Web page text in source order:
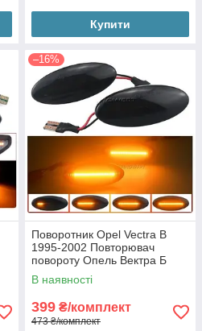
Купити
–16%
Поворотник Opel Vectra B
1995-2002 Повторювач
повороту Опель Вектра Б
(2шт динамічні чорні ЛЕД)
В наявності
399 ₴/комплект
473 ₴/комплект